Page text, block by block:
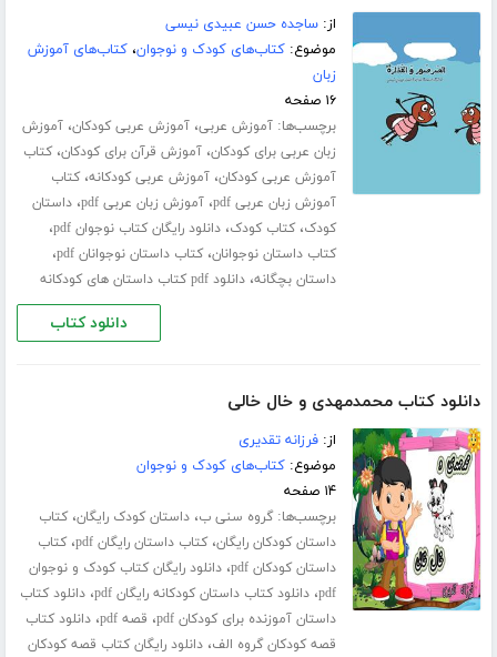
از:ساجده حسن عبیدی نیسی
موضوع:کتاب‌های کودک و نوجوان،کتاب‌های آموزش
زبان
۱۶ صفحه
برچسب‌ها:آموزش عربی،آموزش عربی کودکان،آموزش
زبان عربی برای کودکان،آموزش قرآن برای کودکان،کتاب
آموزش عربی کودکان،آموزش عربی کودکانه،کتاب
آموزش زبان عربی pdf
،آموزش زبان عربی pdf ،داستان
کودک،کتاب کودک،دانلود رایگان کتاب نوجوان pdf ،
کتاب داستان نوجوانان،کتاب داستان نوجوانان pdf ،
داستان بچگانه،دانلود pdf کتاب داستان های کودکانه
دانلود کتاب
دانلود کتاب محمدمهدی و خال خالی
از:فرزانه تقدیری
موضوع:کتاب‌های کودک و نوجوان
۱۴ صفحه
برچسب‌ها:گروه سنی ب،داستان کودک رایگان،کتاب
داستان کودکان رایگان،کتاب داستان رایگان pdf ،کتاب
داستان کودکان pdf
،دانلود رایگان کتاب کودک و نوجوان
pdf،دانلود کتاب داستان کودکانه رایگان pdf ،دانلود کتاب
داستان آموزنده برای کودکان pdf
، قصه pdf ،دانلود کتاب
قصه کودکان گروه الف،دانلود رایگان کتاب قصه کودکان